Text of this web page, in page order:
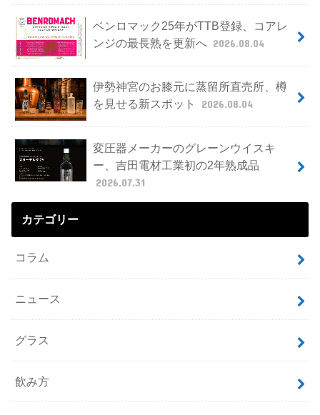
ベンロマック25年がTTB登録、コアレ
ンジの最長熟を更新へ 2026.08.04
伊勢神宮のお膝元に蒸留所直売所、樽
を見せる新スポット
2026.08.04
変圧器メーカーのグレーンウイスキ
ー、吉田電材工業初の2年熟成品
2026.07.31
カテゴリー
コラム
ニュース
グラス
飲み方